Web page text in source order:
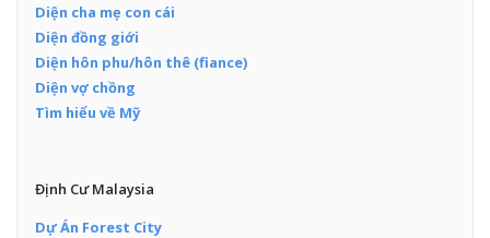
Diện cha mẹ con cái
Diện đồng giới
Diện hôn phu/hôn thê (fiance)
Diện vợ chồng
Tìm hiểu về Mỹ
Định Cư Malaysia
Dự Án Forest City